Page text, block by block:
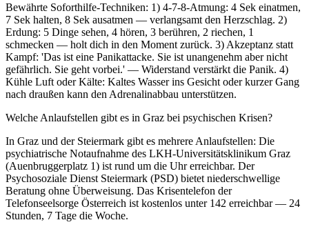
Bewährte Soforthilfe-Techniken: 1) 4-7-8-Atmung: 4 Sek einatmen,
7 Sek halten, 8 Sek ausatmen — verlangsamt den Herzschlag. 2)
Erdung: 5 Dinge sehen, 4 hören, 3 berühren, 2 riechen, 1
schmecken — holt dich in den Moment zurück. 3) Akzeptanz statt
Kampf: 'Das ist eine Panikattacke. Sie ist unangenehm aber nicht
gefährlich. Sie geht vorbei.' — Widerstand verstärkt die Panik. 4)
Kühle Luft oder Kälte: Kaltes Wasser ins Gesicht oder kurzer Gang
nach draußen kann den Adrenalinabbau unterstützen.
Welche Anlaufstellen gibt es in Graz bei psychischen Krisen?
In Graz und der Steiermark gibt es mehrere Anlaufstellen: Die
psychiatrische Notaufnahme des LKH-Universitätsklinikum Graz
(Auenbruggerplatz 1) ist rund um die Uhr erreichbar. Der
Psychosoziale Dienst Steiermark (PSD) bietet niederschwellige
Beratung ohne Überweisung. Das Krisentelefon der
Telefonseelsorge Österreich ist kostenlos unter 142 erreichbar — 24
Stunden, 7 Tage die Woche.